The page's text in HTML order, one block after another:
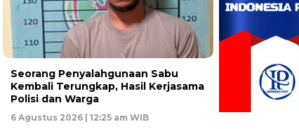
Seorang Penyalahgunaan Sabu
Kembali Terungkap, Hasil Kerjasama
Polisi dan Warga
6 Agustus 2026 | 12:25 am WIB